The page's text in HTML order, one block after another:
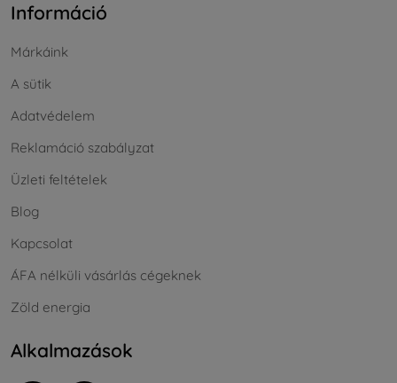
Információ
Márkáink
A sütik
Adatvédelem
Reklamáció szabályzat
Üzleti feltételek
Blog
Kapcsolat
ÁFA nélküli vásárlás cégeknek
Zöld energia
Alkalmazások